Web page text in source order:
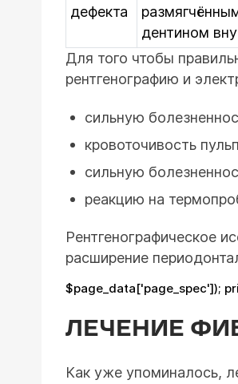
дефекта
дентином
Для того чтобы
рентгенографию и
сильную
кровоточивость
сильную
реакцию на
Рентгенографическое
расширение
$page_data['page_spec']);
ЛЕЧЕНИЕ
Как уже упоминалось,